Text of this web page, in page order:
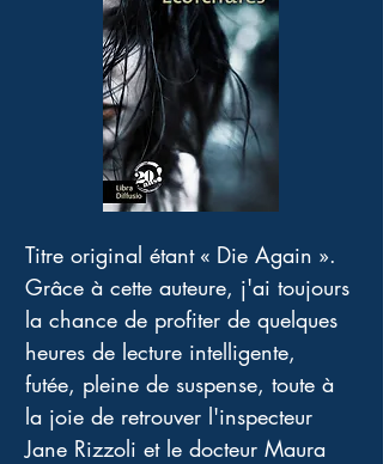
Titre original étant « Die Again ».
Grâce à cette auteure, j'ai toujours
la chance de profiter de quelques
heures de lecture intelligente,
futée, pleine de suspense, toute à
la joie de retrouver l'inspecteur
Jane Rizzoli et le docteur Maura